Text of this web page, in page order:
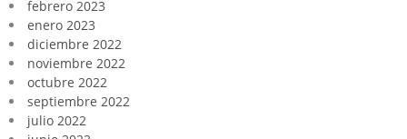
febrero 2023
enero 2023
diciembre 2022
noviembre 2022
octubre 2022
septiembre 2022
julio 2022